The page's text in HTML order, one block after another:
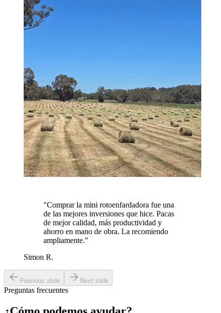
"Comprar la mini rotoenfardadora fue una
de las mejores inversiones que hice. Pacas
de mejor calidad, más productividad y
ahorro en mano de obra. La recomiendo
ampliamente."
Simon R.
Previous slide Next slide
Preguntas frecuentes